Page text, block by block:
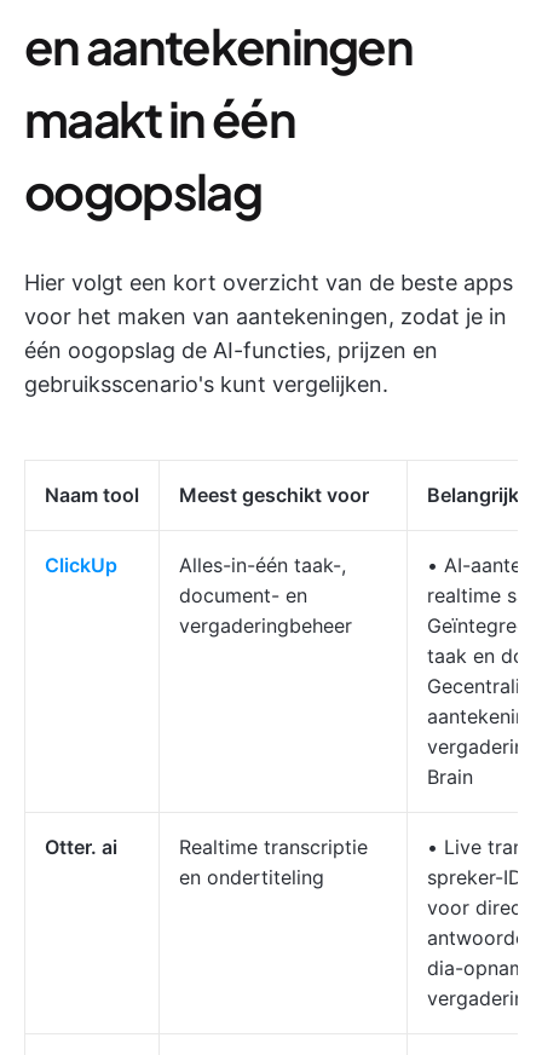
en aantekeningen
maakt in één
oogopslag
Hier volgt een kort overzicht van de beste apps
voor het maken van aantekeningen, zodat je in
één oogopslag de AI-functies, prijzen en
gebruiksscenario's kunt vergelijken.
Naam tool Meest geschikt voor
ClickUp
Alles-in-één taak-,
document- en
vergaderingbeheer
• AI-
realtime
taak en
Brain
Otter. ai
Realtime transcriptie
en ondertiteling
• Live
spreker-ID
voor
dia-